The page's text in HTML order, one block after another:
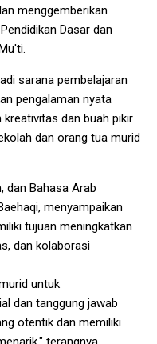
menggemberikan
Dasar dan
sarana pembelajaran
pengalaman nyata
kreativitas dan buah pikir
dan orang tua murid
dan Bahasa Arab
menyampaikan
tujuan meningkatkan
dan kolaborasi
untuk
dan tanggung jawab
otentik dan memiliki